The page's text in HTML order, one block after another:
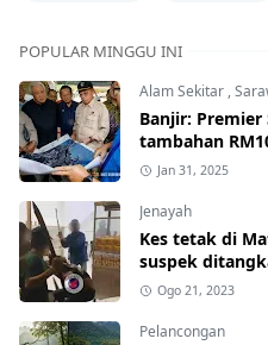
POPULAR MINGGU INI
Alam Sekitar ,
Banjir:
tambahan
Jan 31, 2025
Jenayah
Kes tetak di
suspek
Ogo 21, 2023
Pelancongan